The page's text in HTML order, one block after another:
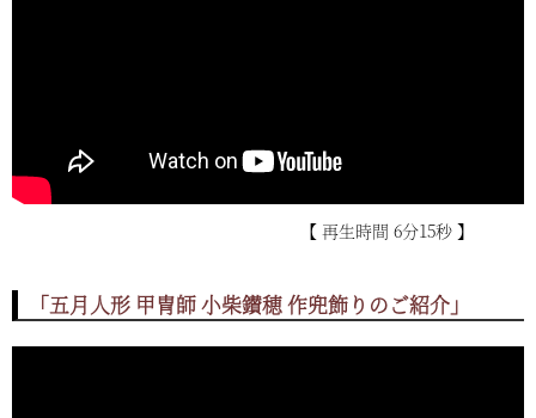
【 再生時間 6分15秒 】
「五月人形 甲冑師 小柴鑚穂 作兜飾りのご紹介」